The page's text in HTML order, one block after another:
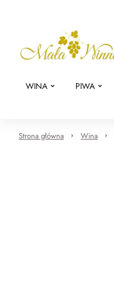
WINA PIWA
Strona główna Wina